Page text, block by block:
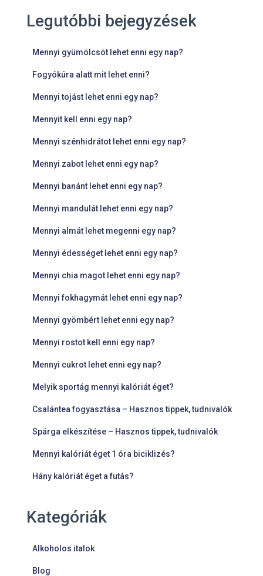
Legutóbbi bejegyzések
Mennyi gyümölcsöt lehet enni egy nap?
Fogyókúra alatt mit lehet enni?
Mennyi tojást lehet enni egy nap?
Mennyit kell enni egy nap?
Mennyi szénhidrátot lehet enni egy nap?
Mennyi zabot lehet enni egy nap?
Mennyi banánt lehet enni egy nap?
Mennyi mandulát lehet enni egy nap?
Mennyi almát lehet megenni egy nap?
Mennyi édességet lehet enni egy nap?
Mennyi chia magot lehet enni egy nap?
Mennyi fokhagymát lehet enni egy nap?
Mennyi gyömbért lehet enni egy nap?
Mennyi rostot kell enni egy nap?
Mennyi cukrot lehet enni egy nap?
Melyik sportág mennyi kalóriát éget?
Csalántea fogyasztása – Hasznos tippek, tudnivalók
Spárga elkészítése – Hasznos tippek, tudnivalók
Mennyi kalóriát éget 1 óra biciklizés?
Hány kalóriát éget a futás?
Kategóriák
Alkoholos italok
Blog